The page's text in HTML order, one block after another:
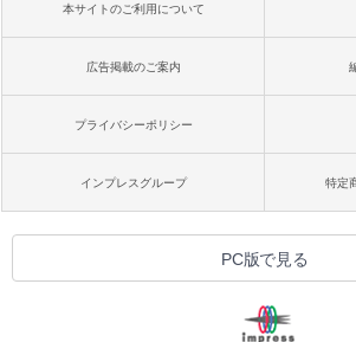
本サイトのご利用について
広告掲載のご案内
プライバシーポリシー
インプレスグループ 特定
PC版で見る